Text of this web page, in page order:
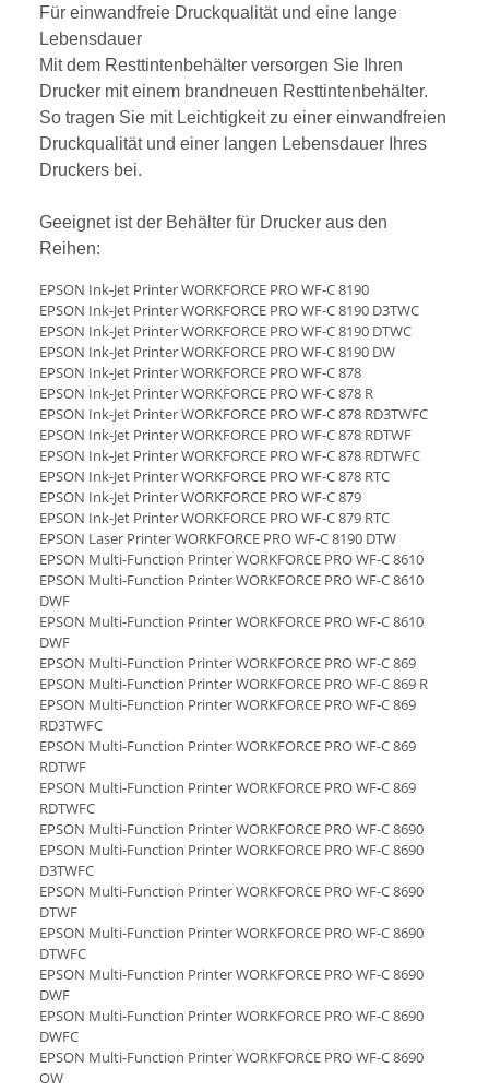
Für einwandfreie Druckqualität und eine lange
Lebensdauer
Mit dem Resttintenbehälter versorgen Sie Ihren
Drucker mit einem brandneuen Resttintenbehälter.
So tragen Sie mit Leichtigkeit zu einer einwandfreien
Druckqualität und einer langen Lebensdauer Ihres
Druckers bei.
Geeignet ist der Behälter für Drucker aus den
Reihen:
EPSON Ink-Jet Printer WORKFORCE PRO WF-C 8190
EPSON Ink-Jet Printer WORKFORCE PRO WF-C 8190 D3TWC
EPSON Ink-Jet Printer WORKFORCE PRO WF-C 8190 DTWC
EPSON Ink-Jet Printer WORKFORCE PRO WF-C 8190 DW
EPSON Ink-Jet Printer WORKFORCE PRO WF-C 878
EPSON Ink-Jet Printer WORKFORCE PRO WF-C 878 R
EPSON Ink-Jet Printer WORKFORCE PRO WF-C 878 RD3TWFC
EPSON Ink-Jet Printer WORKFORCE PRO WF-C 878 RDTWF
EPSON Ink-Jet Printer WORKFORCE PRO WF-C 878 RDTWFC
EPSON Ink-Jet Printer WORKFORCE PRO WF-C 878 RTC
EPSON Ink-Jet Printer WORKFORCE PRO WF-C 879
EPSON Ink-Jet Printer WORKFORCE PRO WF-C 879 RTC
EPSON Laser Printer WORKFORCE PRO WF-C 8190 DTW
EPSON Multi-Function Printer WORKFORCE PRO WF-C 8610
EPSON Multi-Function Printer WORKFORCE PRO WF-C 8610
DWF
EPSON Multi-Function Printer WORKFORCE PRO WF-C 8610
DWF
EPSON Multi-Function Printer WORKFORCE PRO WF-C 869
EPSON Multi-Function Printer WORKFORCE PRO WF-C 869 R
EPSON Multi-Function Printer WORKFORCE PRO WF-C 869
RD3TWFC
EPSON Multi-Function Printer WORKFORCE PRO WF-C 869
RDTWF
EPSON Multi-Function Printer WORKFORCE PRO WF-C 869
RDTWFC
EPSON Multi-Function Printer WORKFORCE PRO WF-C 8690
EPSON Multi-Function Printer WORKFORCE PRO WF-C 8690
D3TWFC
EPSON Multi-Function Printer WORKFORCE PRO WF-C 8690
DTWF
EPSON Multi-Function Printer WORKFORCE PRO WF-C 8690
DTWFC
EPSON Multi-Function Printer WORKFORCE PRO WF-C 8690
DWF
EPSON Multi-Function Printer WORKFORCE PRO WF-C 8690
DWFC
EPSON Multi-Function Printer WORKFORCE PRO WF-C 8690
OW